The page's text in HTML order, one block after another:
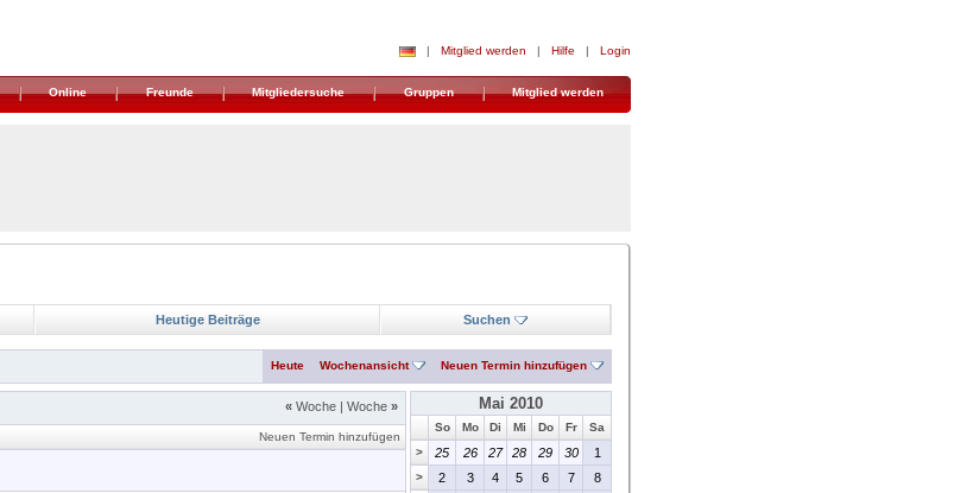
| Mitglied werden | Hilfe | Login
Online Freunde Mitgliedersuche Gruppen Mitglied werden
Heutige Beiträge Suchen
Heute Wochenansicht Neuen Termin hinzufügen
« Woche | Woche »
Neuen Termin hinzufügen
Mai 2010
So Mo Di Mi Do Fr
Sa
>
25 26 27 28 29 30 1
> 2 3 4 5 6 7 8